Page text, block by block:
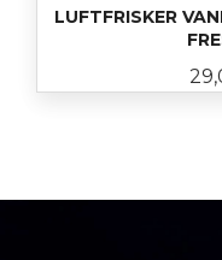
LUFTFRISKER
Pris